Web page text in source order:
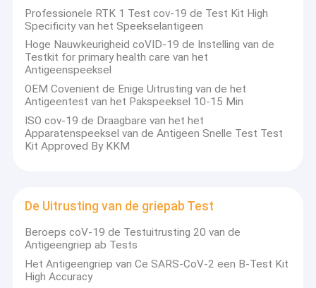
Thuis
Producten
Kwaliteitscontrole
nieuws
Alle Gevallen
Professionele RTK 1 Test cov-19 de Test Kit High
Specificity van het Speekselantigeen
Hoge Nauwkeurigheid coVID-19 de Instelling van de
Testkit for primary health care van het
Antigeenspeeksel
OEM Covenient de Enige Uitrusting van de het
Antigeentest van het Pakspeeksel 10-15 Min
ISO cov-19 de Draagbare van het het
Apparatenspeeksel van de Antigeen Snelle Test Test
Kit Approved By KKM
De Uitrusting van de griepab Test
Beroeps coV-19 de Testuitrusting 20 van de
Antigeengriep ab Tests
Het Antigeengriep van Ce SARS-CoV-2 een B-Test Kit
High Accuracy
De Labnovationtechnologieën, Inc. is een originele
fabrikant die in Shenzhen, China sinds 2001 wordt
gevestigd. Wij worden gewijd in het ontwikkelen van en
de productie van IVD instrumenten en reagentia met
inbegrip van HbA1c-analysator en reagentia, snelle
testlezer & reagentia, hematologiereagentia, klinische
chemiereagentia, elektrolytreagentia, wasoplossing en de
reagentia van de urinetest.
duidelijk en dat door SFDA wordt goedgekeurd. In het
verleden de 15 jaar, zijn onze producten uitgevoerd naar
110 verschillende landen en wereldwijd gebruikt in de
8000 ziekenhuizen. Wij verstrekken zowel gebruiksklare
eindproducten als bulkoem reagentia, met inbegrip van
gebruiksklare geconcentreerde reagentia, en poeder.